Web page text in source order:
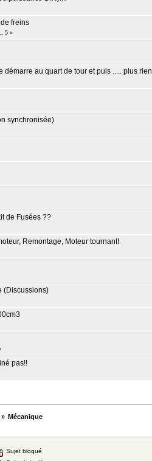
freins
5 »
démarre au quart de tour et puis ..... plus rien
synchronisée)
de Fusées ??
Remontage, Moteur tournant!
(Discussions)
pas!!
Mécanique
Sujet bloqué